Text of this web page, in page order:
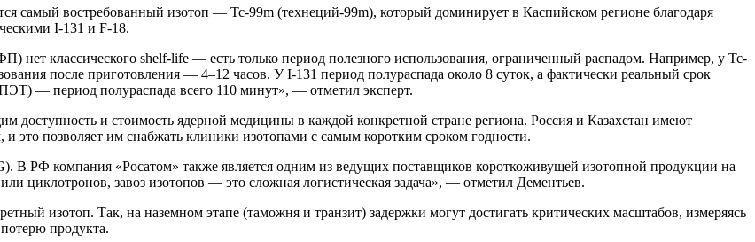
самый востребованный изотоп — Tc-99m (технеций-99m), который доминирует в Каспийском регионе благодаря
I-131 и F-18.
нет классического shelf-life — есть только период полезного использования, ограниченный распадом. Например, у Tc-
после приготовления — 4–12 часов. У I-131 период полураспада около 8 суток, а фактически реальный срок
— период полураспада всего 110 минут», — отметил эксперт.
доступность и стоимость ядерной медицины в каждой конкретной стране региона. Россия и Казахстан имеют
это позволяет им снабжать клиники изотопами с самым коротким сроком годности.
В РФ компания «Росатом» также является одним из ведущих поставщиков короткоживущей изотопной продукции на
циклотронов, завоз изотопов — это сложная логистическая задача», — отметил Дементьев.
изотоп. Так, на наземном этапе (таможня и транзит) задержки могут достигать критических масштабов, измеряясь
продукта.